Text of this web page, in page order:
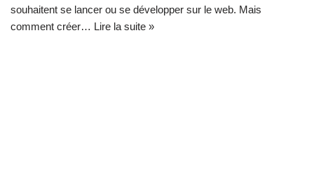
souhaitent se lancer ou se développer sur le web. Mais
comment créer… Lire la suite »